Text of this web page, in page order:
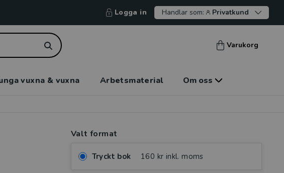
Logga in Handlar som: Privatkund
Varukorg
vuxna & vuxna Arbetsmaterial Om oss
Valt format
Tryckt bok 160 kr inkl. moms